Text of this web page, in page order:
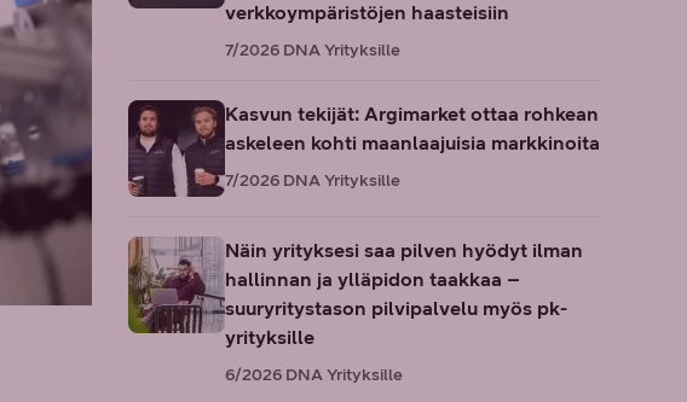
verkkoympäristöjen haasteisiin
7/2026 DNA Yrityksille
Kasvun tekijät: Argimarket ottaa rohkean
askeleen kohti maanlaajuisia markkinoita
7/2026 DNA Yrityksille
Näin yrityksesi saa pilven hyödyt ilman
hallinnan ja ylläpidon taakkaa –
suuryritystason pilvipalvelu myös pk-
yrityksille
6/2026 DNA Yrityksille